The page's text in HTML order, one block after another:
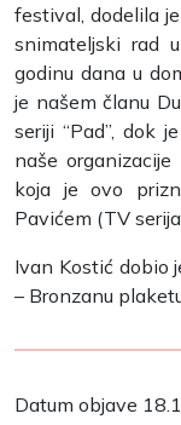
festival, dodelila
snimateljski rad
godinu dana u
je našem članu
seriji “Pad”, dok
naše organizacije
koja je ovo
Pavićem (TV serija
Ivan Kostić dobio
– Bronzanu
Datum objave